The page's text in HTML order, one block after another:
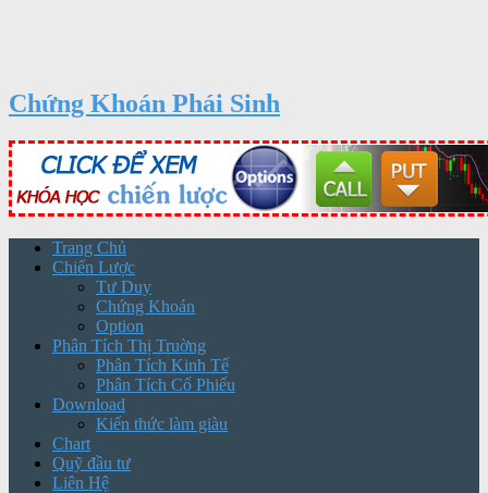
Chứng Khoán Phái Sinh
Trang Chủ
Chiến Lược
Tư Duy
Chứng Khoán
Option
Phân Tích Thị Truờng
Phân Tích Kinh Tế
Phân Tích Cổ Phiếu
Download
Kiến thức làm giàu
Chart
Quỹ đầu tư
Liên Hệ